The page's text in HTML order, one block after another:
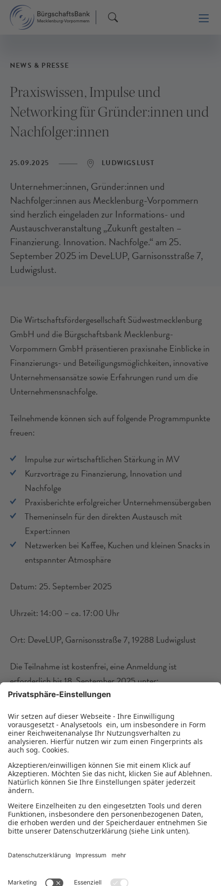
NEWS & PRESSE
Praxiswissen, Impulse und
Networking für Gründer:innen und
Nachfolger:innen
25.09.2025 LUDWIGSLUST
Unternehmer:innen, Gründer:innen und
Nachfolger:innen aus Mecklenburg-Vorpommern
sind herzlich eingeladen zur Informations- und
Austauschveranstaltung „Zukunft gestalten –
Finanzierung. Innovation. Nachfolge.“ am 25.
September 2025 im DeveLUP, Garnisonsstraße 7,
Ludwigslust.
Die Wirtschaftsfördergesellschaft Südwestmecklenburg
GmbH und die Bürgschaftsbank Mecklenburg-
Vorpommern GmbH präsentieren praxisnahe Einblicke in
Finanzierungs- und Beteiligungsmöglichkeiten, innovative
Unternehmensansätze sowie Erfahrungen rund um die
Unternehmensnachfolge.
Teilnehmende können sich auf folgende Programmpunkte
freuen:
Impulse zur wirtschaftlichen Stärkung in MV
Kurzvorträge zu Finanzierung, Innovation und
Nachfolge
Praxisberichte erfolgreicher Unternehmensübergaben
Themeninseln für den direkten Austausch mit
Expert:innen
Netzwerken bei Kaffee, Kuchen und kleinen Snacks in
entspannter Atmosphäre
Datum: 25. September 2025
Uhrzeit: 14:00 – ca. 17:00 Uhr
Ort: DeveLUP, Garnisonsstraße 7, 19288 Ludwigslust
Die Teilnahme ist kostenfrei, eine Anmeldung ist
erforderlich bis 18. September 2025 unter:
href=https://forms.gle/8Cm4BK2dw3SvEBdq8.
Wir freuen uns auf den Austausch!
Impressum